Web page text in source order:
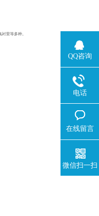
衬里等多种。
QQ咨询
电话
在线留言
微信扫一扫